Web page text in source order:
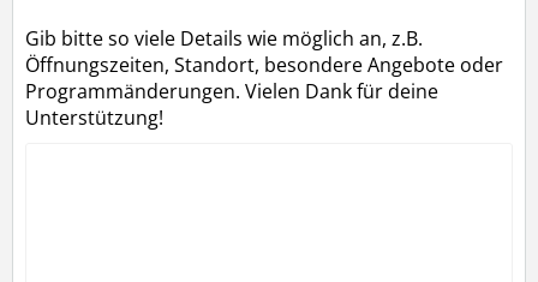
Gib bitte so viele Details wie möglich an, z.B.
Öffnungszeiten, Standort, besondere Angebote oder
Programmänderungen. Vielen Dank für deine
Unterstützung!